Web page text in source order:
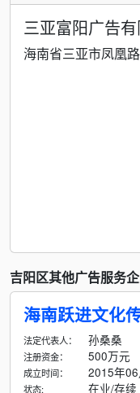
三亚富阳广告
海南省三亚市凤凰
吉阳区其他广告服务
海南跃进文化
法定代表人： 孙桑桑
注册资金： 500万元
成立时间： 2015年
状态: 在业/存续